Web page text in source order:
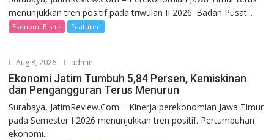
menunjukkan tren positif pada triwulan II 2026. Badan Pusat...
Ekonomi Bisnis Featured
Aug 8, 2026 admin
Ekonomi Jatim Tumbuh 5,84 Persen, Kemiskinan
dan Pengangguran Terus Menurun
Surabaya, JatimReview.Com – Kinerja perekonomian Jawa Timur
pada Semester I 2026 menunjukkan tren positif. Pertumbuhan
ekonomi...